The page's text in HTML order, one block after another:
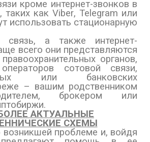
кроме интернет-звонков в
таких как Viber, Telegram или
использовать стационарную
а также интернет-
всего они представляются
органов,
сотовой связи,
или банковских
– вашим родственником
брокером или
АКТУАЛЬНЫЕ
СХЕМЫ
проблеме и, войдя